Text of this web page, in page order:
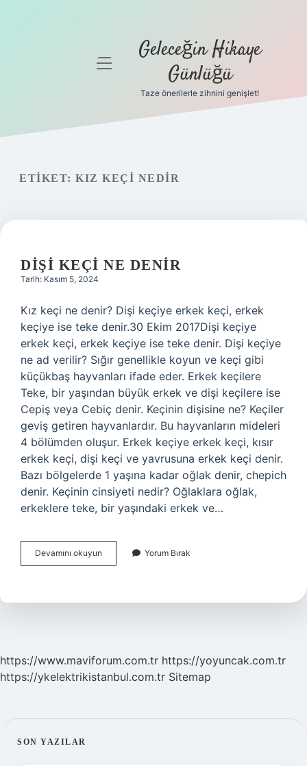
Gizlilik
Yasal Uyarı
Hakkımızda
menüyü Geleceğin Hikaye
Günlüğü
Taze önerilerle zihnini genişlet!
ETIKET: KIZ KEÇI NEDIR
DIŞI KEÇI NE DENIR
Tarih: Kasım 5, 2024
Kız keçi ne denir? Dişi keçiye erkek keçi, erkek
keçiye ise teke denir.30 Ekim 2017Dişi keçiye
erkek keçi, erkek keçiye ise teke denir. Dişi keçiye
ne ad verilir? Sığır genellikle koyun ve keçi gibi
küçükbaş hayvanları ifade eder. Erkek keçilere
Teke, bir yaşından büyük erkek ve dişi keçilere ise
Cepiş veya Cebiç denir. Keçinin dişisine ne? Keçiler
geviş getiren hayvanlardır. Bu hayvanların mideleri
4 bölümden oluşur. Erkek keçiye erkek keçi, kısır
erkek keçi, dişi keçi ve yavrusuna erkek keçi denir.
Bazı bölgelerde 1 yaşına kadar oğlak denir, chepich
denir. Keçinin cinsiyeti nedir? Oğlaklara oğlak,
erkeklere teke, bir yaşındaki erkek ve…
Devamını okuyun
Keçi
Yorum Bırak
https://www.maviforum.com.tr https://yoyuncak.com.tr
https://ykelektrikistanbul.com.tr Sitemap
SIDEBAR
SON YAZILAR